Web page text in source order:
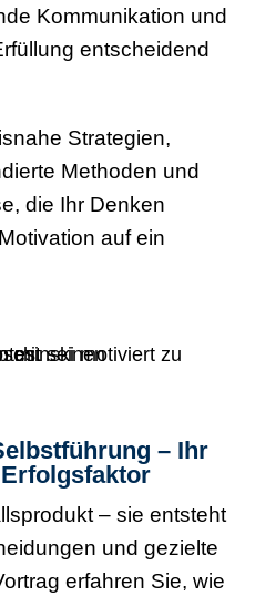
Kommunikation und
entscheidend
Strategien,
Methoden und
die Ihr Denken
auf ein
– Ihr
– sie entsteht
und gezielte
erfahren Sie, wie